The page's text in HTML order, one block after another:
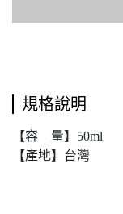
規格說明
【容 量】50ml
【產地】台灣